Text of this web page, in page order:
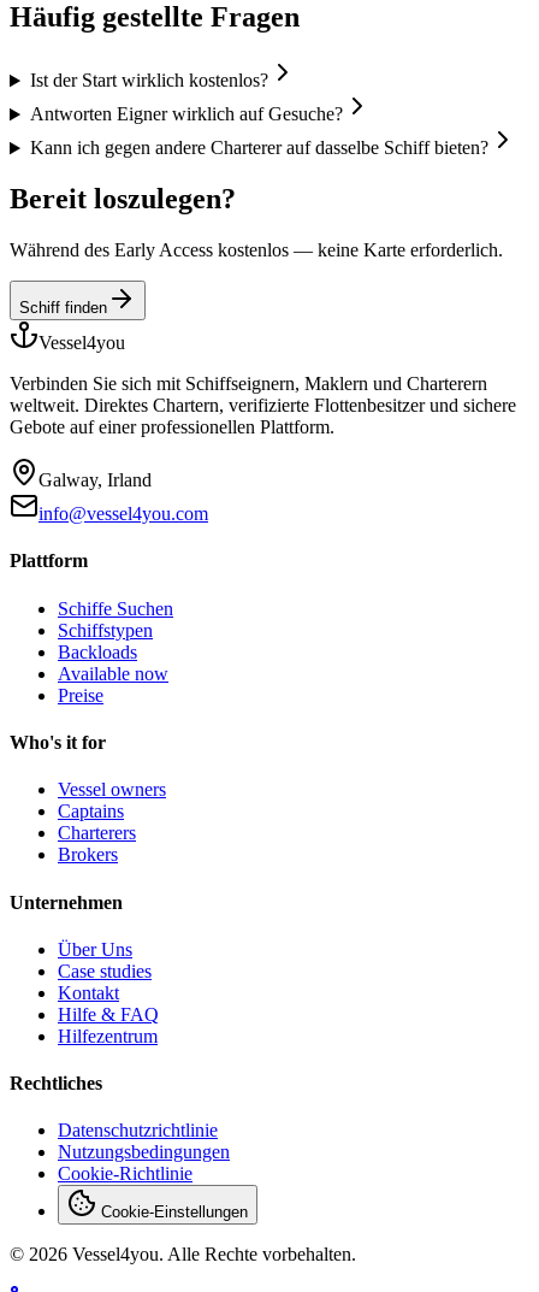
Häufig gestellte Fragen
Ist der Start wirklich kostenlos?
Antworten Eigner wirklich auf Gesuche?
Kann ich gegen andere Charterer auf dasselbe Schiff bieten?
Bereit loszulegen?
Während des Early Access kostenlos — keine Karte erforderlich.
Schiff finden
Vessel4you
Verbinden Sie sich mit Schiffseignern, Maklern und Charterern
weltweit. Direktes Chartern, verifizierte Flottenbesitzer und sichere
Gebote auf einer professionellen Plattform.
Galway, Irland
info@vessel4you.com
Plattform
Schiffe Suchen
Schiffstypen
Backloads
Available now
Preise
Who's it for
Vessel owners
Captains
Charterers
Brokers
Unternehmen
Über Uns
Case studies
Kontakt
Hilfe & FAQ
Hilfezentrum
Rechtliches
Datenschutzrichtlinie
Nutzungsbedingungen
Cookie-Richtlinie
Cookie-Einstellungen
© 2026 Vessel4you. Alle Rechte vorbehalten.